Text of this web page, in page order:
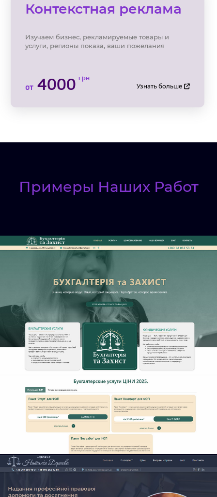
Контекстная реклама
Изучаем бизнес, рекламируемые товары и
услуги, регионы показа, ваши пожелания
от 4000 грн
Узнать больше
Примеры Наших Работ